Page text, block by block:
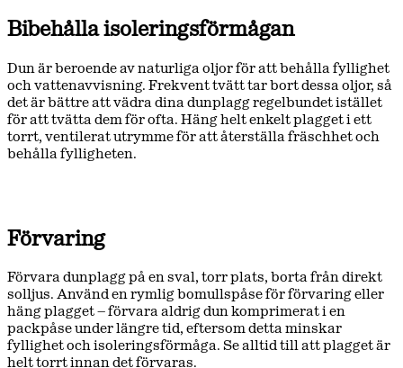
Bibehålla isoleringsförmågan
Dun är beroende av naturliga oljor för att behålla fyllighet
och vattenavvisning. Frekvent tvätt tar bort dessa oljor, så
det är bättre att vädra dina dunplagg regelbundet istället
för att tvätta dem för ofta. Häng helt enkelt plagget i ett
torrt, ventilerat utrymme för att återställa fräschhet och
behålla fylligheten.
Förvaring
Förvara dunplagg på en sval, torr plats, borta från direkt
solljus. Använd en rymlig bomullspåse för förvaring eller
häng plagget – förvara aldrig dun komprimerat i en
packpåse under längre tid, eftersom detta minskar
fyllighet och isoleringsförmåga. Se alltid till att plagget är
helt torrt innan det förvaras.